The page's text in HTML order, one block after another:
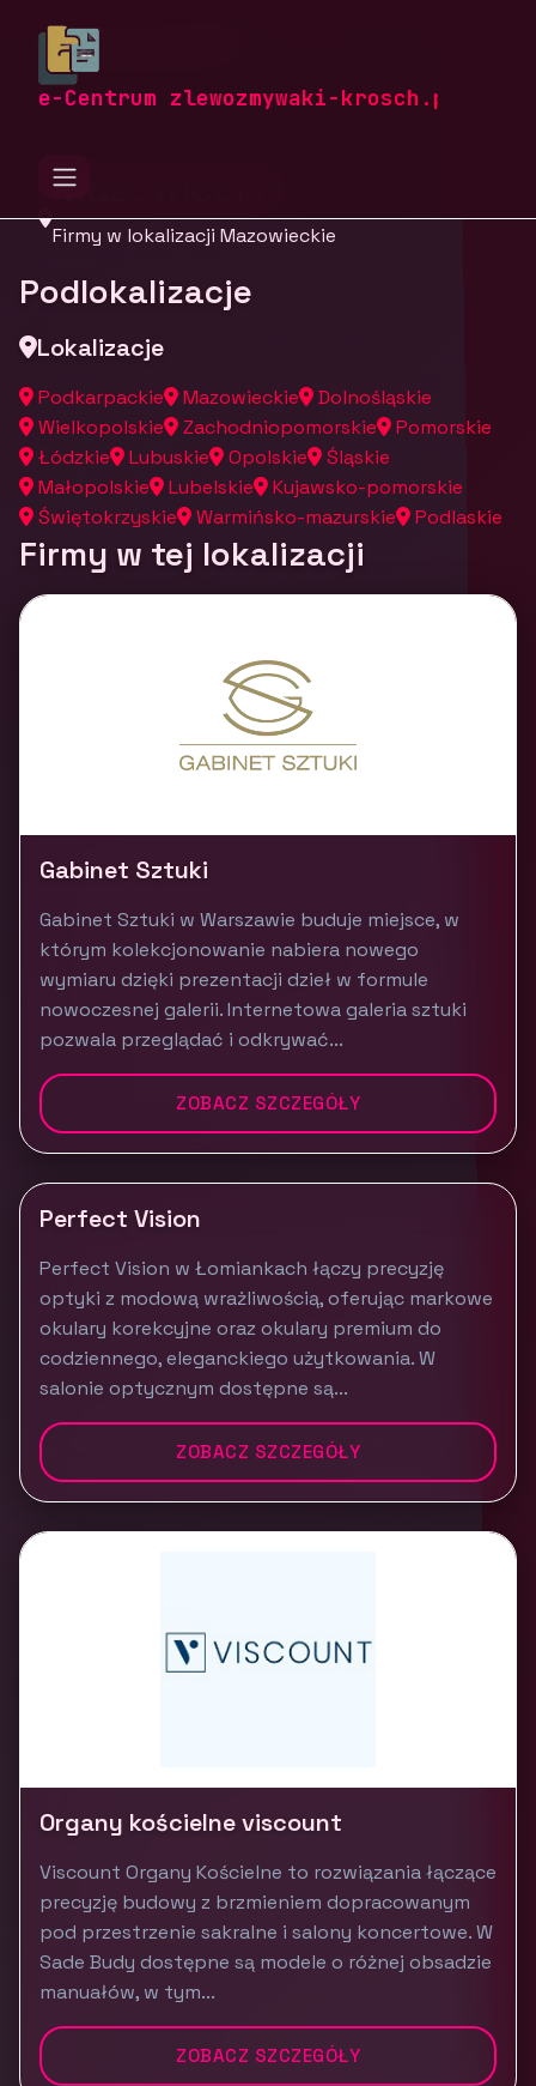
e-Centrum zlewozmywaki-krosch.pl
zlewozmywaki-krosch.pl
Firmy z województwa
Mazowieckie
Firmy w lokalizacji Mazowieckie
Podlokalizacje
Lokalizacje
Podkarpackie Mazowieckie
Dolnośląskie
Wielkopolskie
Zachodniopomorskie
Pomorskie
Łódzkie
Lubuskie Opolskie
Śląskie
Małopolskie
Lubelskie
Kujawsko-pomorskie
Świętokrzyskie
Warmińsko-mazurskie Podlaskie
Firmy w tej lokalizacji
Gabinet Sztuki
Gabinet Sztuki w Warszawie buduje miejsce, w
którym kolekcjonowanie nabiera nowego
wymiaru dzięki prezentacji dzieł w formule
nowoczesnej galerii. Internetowa galeria sztuki
pozwala przeglądać i odkrywać...
ZOBACZ SZCZEGÓŁY
Perfect Vision
Perfect Vision w Łomiankach łączy precyzję
optyki z modową wrażliwością, oferując markowe
okulary korekcyjne oraz okulary premium do
codziennego, eleganckiego użytkowania. W
salonie optycznym dostępne są...
ZOBACZ SZCZEGÓŁY
Organy kościelne viscount
Viscount Organy Kościelne to rozwiązania łączące
precyzję budowy z brzmieniem dopracowanym
pod przestrzenie sakralne i salony koncertowe. W
Sade Budy dostępne są modele o różnej obsadzie
manuałów, w tym...
ZOBACZ SZCZEGÓŁY